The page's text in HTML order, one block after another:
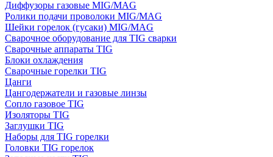
Диффузоры газовые MIG/MAG
Ролики подачи проволоки MIG/MAG
Шейки горелок (гусаки) MIG/MAG
Сварочное оборудование для TIG сварки
Сварочные аппараты TIG
Блоки охлаждения
Сварочные горелки TIG
Цанги
Цангодержатели и газовые линзы
Сопло газовое TIG
Изоляторы TIG
Заглушки TIG
Наборы для TIG горелки
Головки TIG горелок